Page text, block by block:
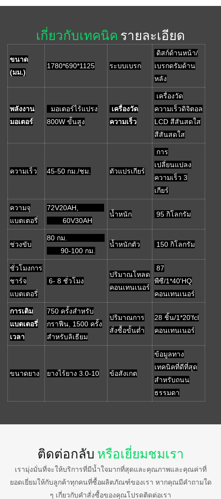
เกี่ยวกับเทคนิค รายละเอียด
ขนาด
(มม.)
1780*690*1125 ระบบเบรก
ดิสก์ด้านหน้า/
เบรกดรัมด้าน
หลัง
พลังงาน
มอเตอร์
มอเตอร์ไร้แปรง
800W ขั้นสูง
เครื่องวัด
ความเร็ว
เครื่องวัด
ความเร็วดิจิตอล
LCD สีสันสดใส
สีสันสดใส
ความเร็ว 45-50 กม./ชม. ตัวแปรเกียร์
การ
เปลี่ยนแปลง
ความเร็ว 3
เกียร์
ความจุ
แบตเตอรี่
72V20AH,
60V30AH
น้ำหนัก 95 กิโลกรัม
ช่วงขับ
80 กม.
90-100 กม.
น้ำหนักตัว 150 กิโลกรัม
ชั่วโมงการ
ชาร์จ
แบตเตอรี่
6- 8 ชั่วโมง
ปริมาณโหลด
คอนเทนเนอร์
87
พีซี/1*40'HQ
คอนเทนเนอร์
การเติม
แบตเตอรี่
เวลา
750 ครั้งสำหรับ
กราฟีน, 1500 ครั้ง
สำหรับลิเธียม
ปริมาณการ
สั่งซื้อขั้นต่ำ
28 ชิ้น/1*20'fcl
คอนเทนเนอร์
ขนาดยาง ยางไร้ยาง 3.0-10 ข้อสังเกต
ข้อมูลทาง
เทคนิคที่ดีที่สุด
สำหรับถนน
ธรรมดา
ติดต่อกลับ หรือเยี่ยมชมเรา
เรามุ่งมั่นที่จะให้บริการที่มีน้ำใจมากที่สุดและคุณภาพและคุณค่าที่
ยอดเยี่ยมให้กับลูกค้าทุกคนที่ซื้อผลิตภัณฑ์ของเรา หากคุณมีคำถามใด
ๆ เกี่ยวกับคำสั่งซื้อของคุณโปรดติดต่อเรา